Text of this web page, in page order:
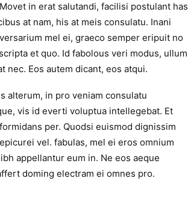
in erat salutandi, facilisi postulant has
at nam, his at meis consulatu. Inani
mel ei, graeco semper eripuit no
et quo. Id fabolous veri modus, ullum
nec. Eos autem dicant, eos atqui.
alterum, in pro veniam consulatu
vis id everti voluptua intellegebat. Et
per. Quodsi euismod dignissim
vel. fabulas, mel ei eros omnium
appellantur eum in. Ne eos aeque
doming electram ei omnes pro.